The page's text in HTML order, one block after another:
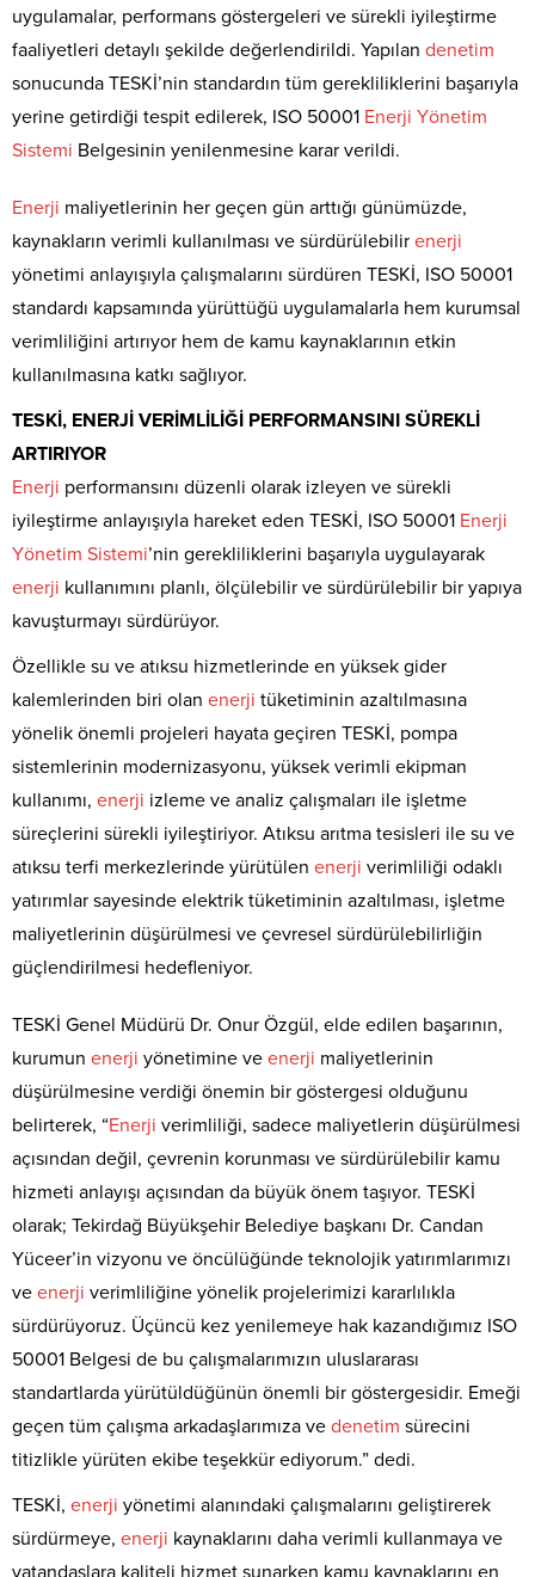
uygulamalar, performans göstergeleri ve sürekli iyileştirme
faaliyetleri detaylı şekilde değerlendirildi. Yapılan denetim
sonucunda TESKİ’nin standardın tüm gerekliliklerini başarıyla
yerine getirdiği tespit edilerek, ISO 50001 Enerji Yönetim
Sistemi Belgesinin yenilenmesine karar verildi.
Enerji maliyetlerinin her geçen gün arttığı günümüzde,
kaynakların verimli kullanılması ve sürdürülebilir enerji
yönetimi anlayışıyla çalışmalarını sürdüren TESKİ, ISO 50001
standardı kapsamında yürüttüğü uygulamalarla hem kurumsal
verimliliğini artırıyor hem de kamu kaynaklarının etkin
kullanılmasına katkı sağlıyor.
TESKİ, ENERJİ VERİMLİLİĞİ PERFORMANSINI SÜREKLİ
ARTIRIYOR
Enerji performansını düzenli olarak izleyen ve sürekli
iyileştirme anlayışıyla hareket eden TESKİ, ISO 50001 Enerji
Yönetim Sistemi’nin gerekliliklerini başarıyla uygulayarak
enerji kullanımını planlı, ölçülebilir ve sürdürülebilir bir yapıya
kavuşturmayı sürdürüyor.
Özellikle su ve atıksu hizmetlerinde en yüksek gider
kalemlerinden biri olan enerji tüketiminin azaltılmasına
yönelik önemli projeleri hayata geçiren TESKİ, pompa
sistemlerinin modernizasyonu, yüksek verimli ekipman
kullanımı, enerji izleme ve analiz çalışmaları ile işletme
süreçlerini sürekli iyileştiriyor. Atıksu arıtma tesisleri ile su ve
atıksu terfi merkezlerinde yürütülen enerji verimliliği odaklı
yatırımlar sayesinde elektrik tüketiminin azaltılması, işletme
maliyetlerinin düşürülmesi ve çevresel sürdürülebilirliğin
güçlendirilmesi hedefleniyor.
TESKİ Genel Müdürü Dr. Onur Özgül, elde edilen başarının,
kurumun enerji yönetimine ve enerji maliyetlerinin
düşürülmesine verdiği önemin bir göstergesi olduğunu
belirterek, “Enerji verimliliği, sadece maliyetlerin düşürülmesi
açısından değil, çevrenin korunması ve sürdürülebilir kamu
hizmeti anlayışı açısından da büyük önem taşıyor. TESKİ
olarak; Tekirdağ Büyükşehir Belediye başkanı Dr. Candan
Yüceer’in vizyonu ve öncülüğünde teknolojik yatırımlarımızı
ve enerji verimliliğine yönelik projelerimizi kararlılıkla
sürdürüyoruz. Üçüncü kez yenilemeye hak kazandığımız ISO
50001 Belgesi de bu çalışmalarımızın uluslararası
standartlarda yürütüldüğünün önemli bir göstergesidir. Emeği
geçen tüm çalışma arkadaşlarımıza ve denetim sürecini
titizlikle yürüten ekibe teşekkür ediyorum.” dedi.
TESKİ, enerji yönetimi alanındaki çalışmalarını geliştirerek
sürdürmeye, enerji kaynaklarını daha verimli kullanmaya ve
vatandaşlara kaliteli hizmet sunarken kamu kaynaklarını en